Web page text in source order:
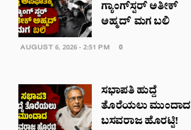
ಗ್ಯಾಂಗ್‌ಸ್ಟರ್ ಅತೀಕ್
ಅಹ್ಮದ್ ಮಗ ಬಲಿ
AUGUST 6, 2026 - 2:51 PM 0
ಸಭಾಪತಿ ಹುದ್ದೆ
ತೊರೆಯಲು ಮುಂದಾದ
ಬಸವರಾಜ ಹೊರಟ್ಟಿ!